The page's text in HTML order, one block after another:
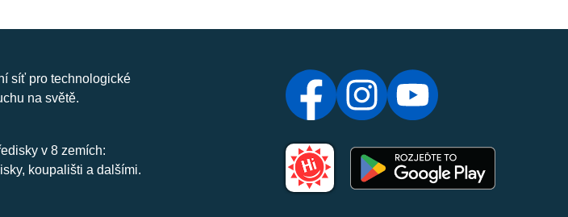
síť pro technologické
na světě.
v 8 zemích:
koupališti a dalšími.